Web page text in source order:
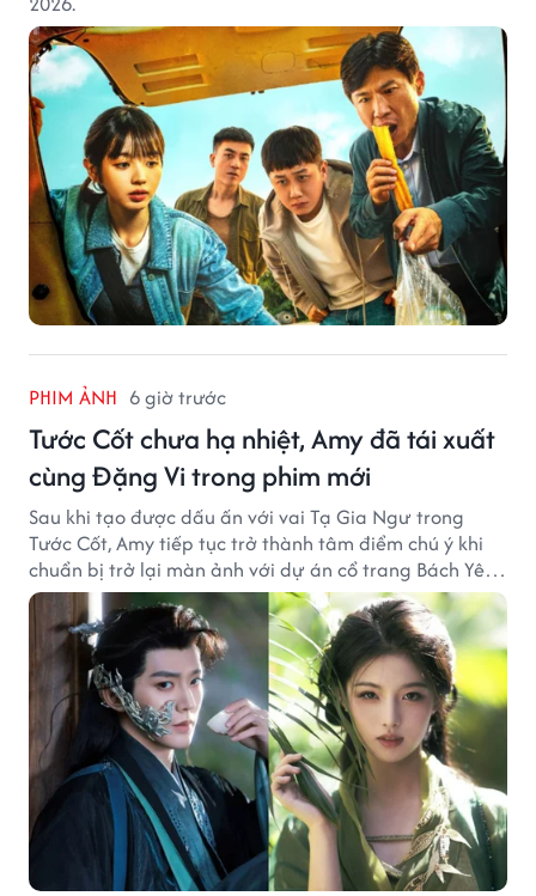
PHIM ẢNH 6 giờ trước
Tước Cốt chưa hạ nhiệt, Amy đã tái xuất
cùng Đặng Vi trong phim mới
Sau khi tạo được dấu ấn với vai Tạ Gia Ngư trong
Tước Cốt, Amy tiếp tục trở thành tâm điểm chú ý khi
chuẩn bị trở lại màn ảnh với dự án cổ trang Bách Yêu
Phổ.